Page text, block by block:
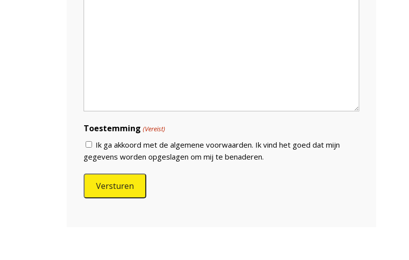
Toestemming (Vereist)
Ik ga akkoord met de algemene voorwaarden. Ik vind het goed dat mijn
gegevens worden opgeslagen om mij te benaderen.